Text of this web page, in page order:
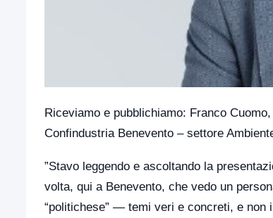
Riceviamo e pubblichiamo: Franco
Confindustria Benevento – settore
”Stavo leggendo e ascoltando la
volta, qui a Benevento, che vedo un
“politichese” — temi veri e concreti, e non